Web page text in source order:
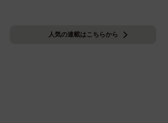
人気の連載はこちらから